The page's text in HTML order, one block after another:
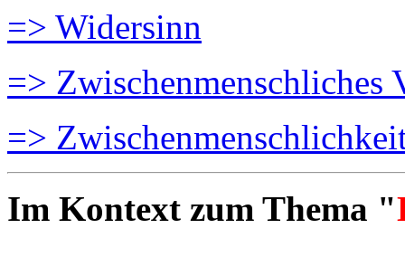
=> Widersinn
=> Zwischenmenschliches
=>
Im Kontext zum Thema "